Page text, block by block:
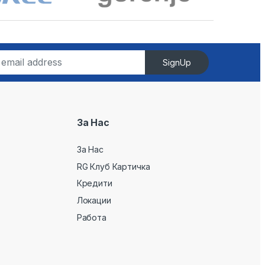
SignUp
За Нас
За Нас
RG Клуб Картичка
Кредити
Локации
Работа